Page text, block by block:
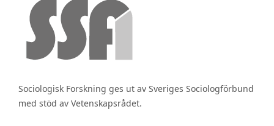
Sociologisk Forskning ges ut av Sveriges Sociologförbund
med stöd av Vetenskapsrådet.